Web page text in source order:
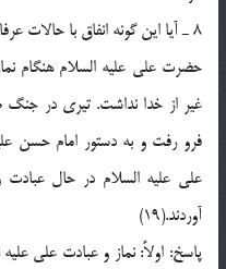
8 ـ آیا این گونه انفاق با حالات عرفانی علی علیه السلام منافات ندارد؟
حضرت علی علیه السلام هنگام
غیر از خدا نداشت. تیری در
فرو رفت و به دستور امام حسن
علی علیه السلام در حال
آوردند.(19)
پاسخ: اولاً: نماز و عبادت علی